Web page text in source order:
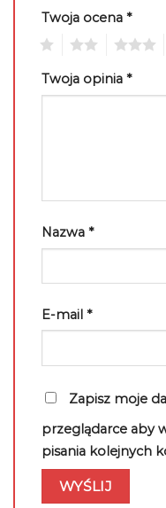
Twoja ocena *
Twoja opinia *
Nazwa *
E-mail *
Zapisz moje
przeglądarce aby
pisania kolejnych